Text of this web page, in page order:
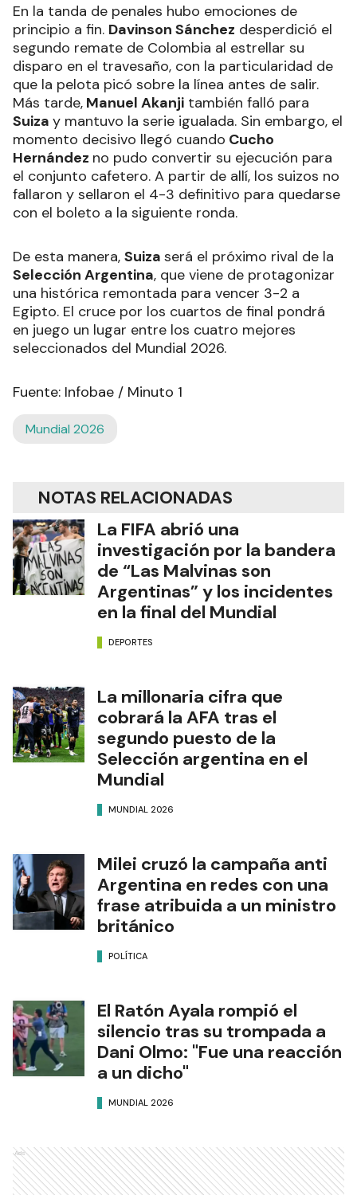
En la tanda de penales hubo emociones de
principio a fin. Davinson Sánchez desperdició el
segundo remate de Colombia al estrellar su
disparo en el travesaño, con la particularidad de
que la pelota picó sobre la línea antes de salir.
Más tarde, Manuel Akanji también falló para
Suiza y mantuvo la serie igualada. Sin embargo, el
momento decisivo llegó cuando Cucho
Hernández no pudo convertir su ejecución para
el conjunto cafetero. A partir de allí, los suizos no
fallaron y sellaron el 4-3 definitivo para quedarse
con el boleto a la siguiente ronda.
De esta manera, Suiza será el próximo rival de la
Selección Argentina, que viene de protagonizar
una histórica remontada para vencer 3-2 a
Egipto. El cruce por los cuartos de final pondrá
en juego un lugar entre los cuatro mejores
seleccionados del Mundial 2026.
Fuente: Infobae / Minuto 1
Mundial 2026
NOTAS RELACIONADAS
La FIFA abrió una
investigación por la bandera
de “Las Malvinas son
Argentinas” y los incidentes
en la final del Mundial
DEPORTES
La millonaria cifra que
cobrará la AFA tras el
segundo puesto de la
Selección argentina en el
Mundial
MUNDIAL 2026
Milei cruzó la campaña anti
Argentina en redes con una
frase atribuida a un ministro
británico
POLÍTICA
El Ratón Ayala rompió el
silencio tras su trompada a
Dani Olmo: "Fue una reacción
a un dicho"
MUNDIAL 2026
Ads